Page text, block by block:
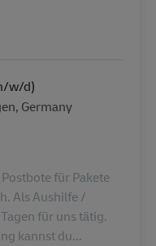
w/d)
Germany
für Pakete
Als Aushilfe /
für uns tätig.
kannst du...